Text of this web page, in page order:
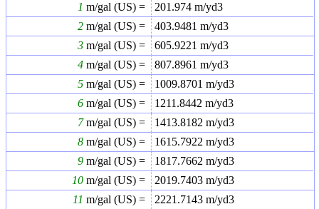
1 m/gal (US) = 201.974 m/yd3
2 m/gal (US) = 403.9481 m/yd3
3 m/gal (US) = 605.9221 m/yd3
4 m/gal (US) = 807.8961 m/yd3
5 m/gal (US) = 1009.8701 m/yd3
6 m/gal (US) = 1211.8442 m/yd3
7m/gal (US) = 1413.8182 m/yd3
8 m/gal (US) = 1615.7922 m/yd3
9 m/gal (US) = 1817.7662 m/yd3
10 m/gal (US) = 2019.7403 m/yd3
11 m/gal (US) = 2221.7143 m/yd3